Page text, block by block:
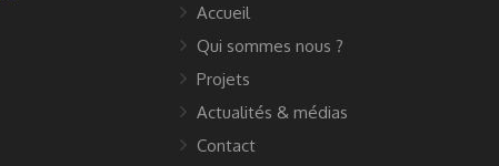
Accueil
Qui sommes nous ?
Projets
Actualités & médias
Contact